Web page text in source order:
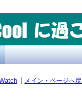
メイン・ページへ